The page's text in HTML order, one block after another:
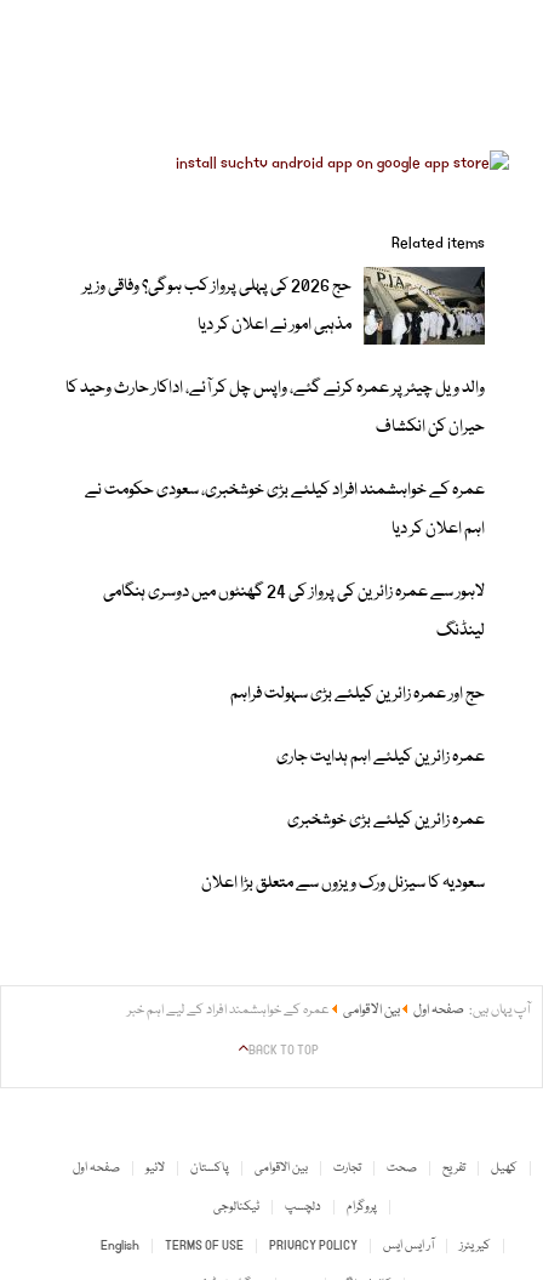
Related items
حج 2026 کی پہلی پرواز کب ہوگی؟ وفاقی وزیر
مذہبی امور نے اعلان کر دیا
والد ویل چیئر پر عمرہ کرنے گئے، واپس چل کر آئے، اداکار حارث وحید کا
حیران کن انکشاف
عمرہ کے خواہشمند افراد کیلئے بڑی خوشخبری، سعودی حکومت نے
اہم اعلان کر دیا
لاہور سے عمرہ زائرین کی پرواز کی 24 گھنٹوں میں دوسری ہنگامی
لینڈنگ
حج اور عمرہ زائرین کیلئے بڑی سہولت فراہم
عمرہ زائرین کیلئے اہم ہدایت جاری
عمرہ زائرین کیلئے بڑی خوشخبری
سعودیہ کا سیزنل ورک ویزوں سے متعلق بڑا اعلان
آپ یہاں ہیں: صفحہ اول بین الاقوامی عمرہ کے خواہشمند افراد کے لیے اہم خبر
BACK TO TOP
صفحہ اول لائیو پاکستان بین الاقوامی تجارت صحت تفریح
کھیل
ٹیکنالوجی
دلچسپ
پروگرام
English
TERMS OF USE PRIVACY POLICY آر ایس ایس
کیریئرز